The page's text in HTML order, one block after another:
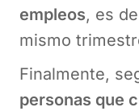
empleos, es
mismo
Finalmente,
personas que